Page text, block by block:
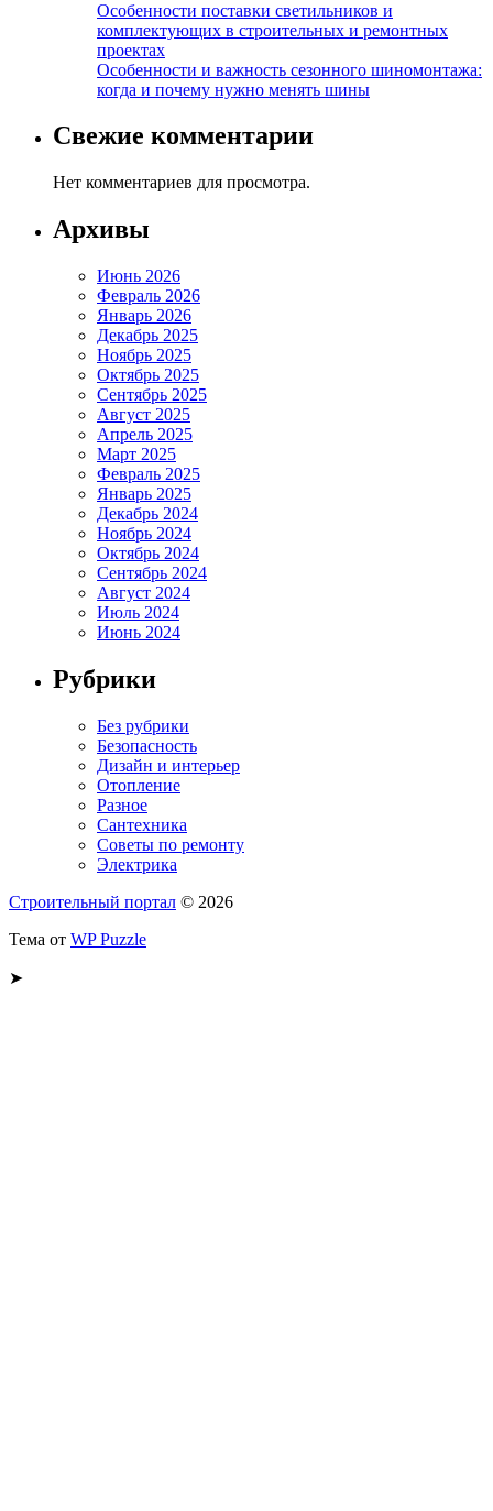
Особенности поставки светильников и
комплектующих в строительных и ремонтных
проектах
Особенности и важность сезонного шиномонтажа:
когда и почему нужно менять шины
Свежие комментарии
Нет комментариев для просмотра.
Архивы
Июнь 2026
Февраль 2026
Январь 2026
Декабрь 2025
Ноябрь 2025
Октябрь 2025
Сентябрь 2025
Август 2025
Апрель 2025
Март 2025
Февраль 2025
Январь 2025
Декабрь 2024
Ноябрь 2024
Октябрь 2024
Сентябрь 2024
Август 2024
Июль 2024
Июнь 2024
Рубрики
Без рубрики
Безопасность
Дизайн и интерьер
Отопление
Разное
Сантехника
Советы по ремонту
Электрика
Строительный портал © 2026
Тема от WP Puzzle
➤